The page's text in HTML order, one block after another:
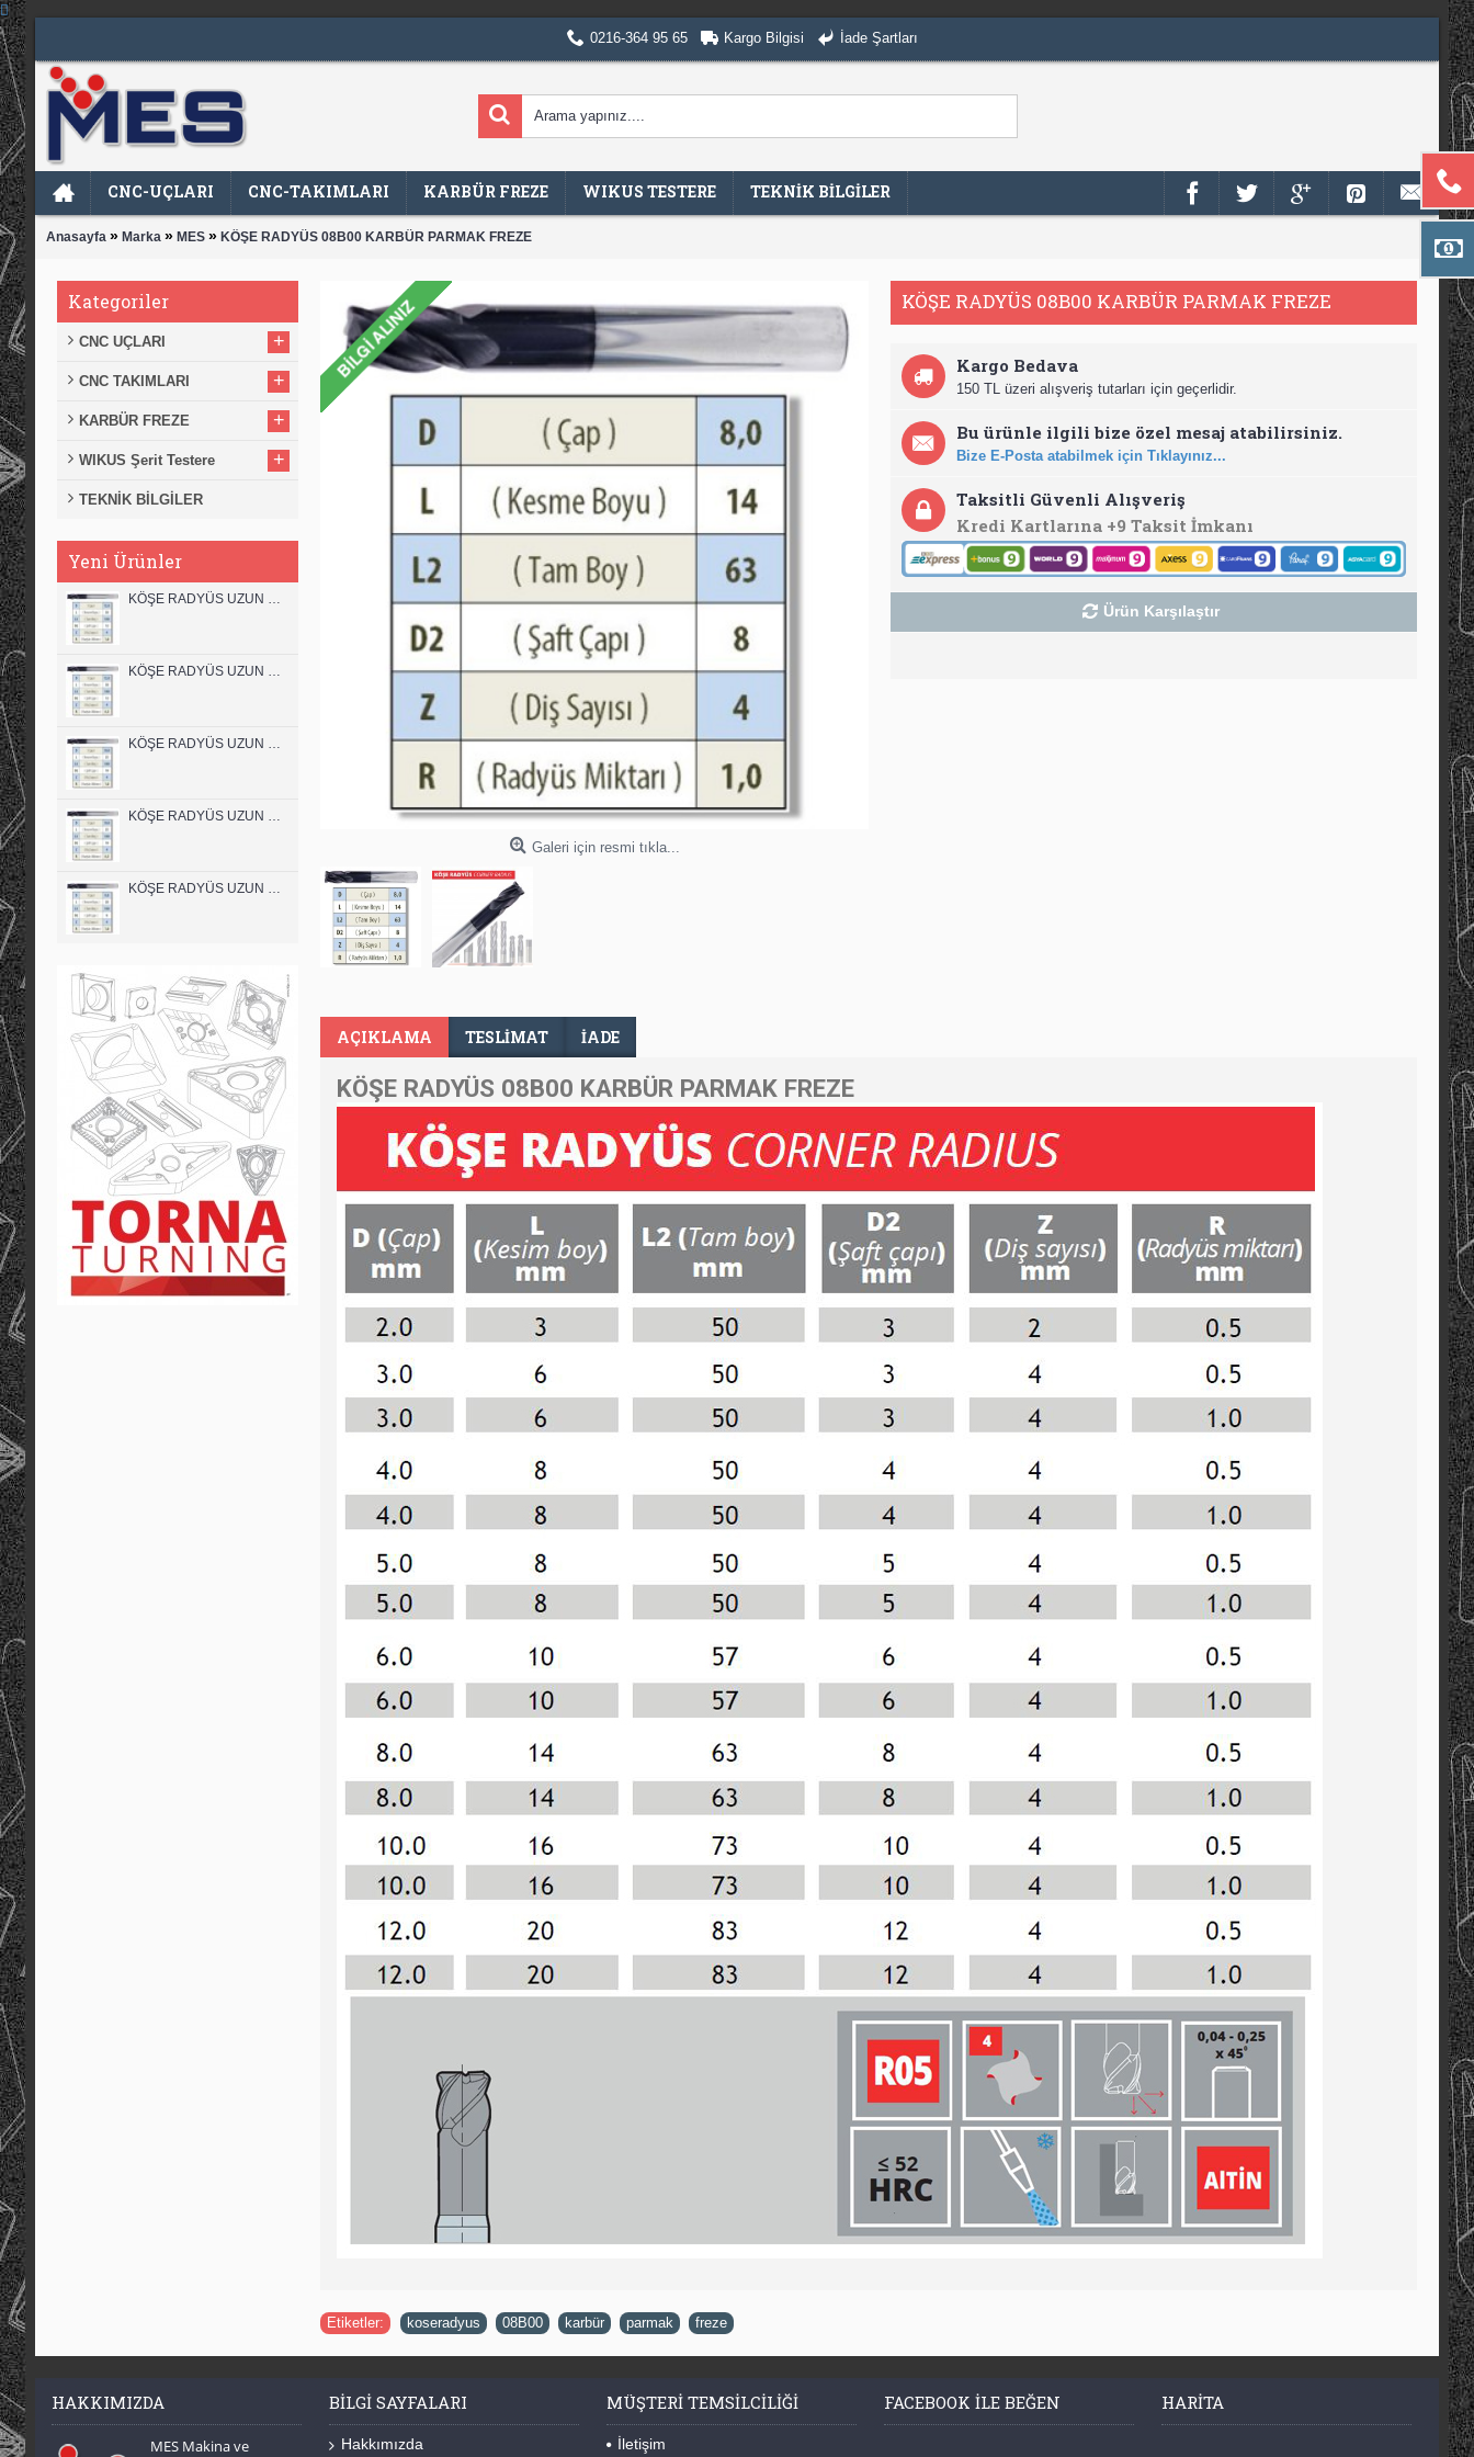
0216-364 95 65 Kargo Bilgisi İade Şartları
CNC-UÇLARI CNC-TAKIMLARI KARBÜR FREZE WIKUS TESTERE TEKNİK BİLGİLER
Anasayfa » Marka » MES » KÖŞE RADYÜS 08B00 KARBÜR PARMAK FREZE
Kategoriler
CNC UÇLARI +
CNC TAKIMLARI +
KARBÜR FREZE +
WIKUS Şerit Testere +
TEKNİK BİLGİLER
Yeni Ürünler
Galeri için resmi tıkla...
KÖŞE RADYÜS 08B00 KARBÜR PARMAK FREZE
Kargo Bedava
150 TL üzeri alışveriş tutarları için geçerlidir.
Bu ürünle ilgili bize özel mesaj atabilirsiniz.
Bize E-Posta atabilmek için Tıklayınız...
Taksitli Güvenli Alışveriş
Kredi Kartlarına +9 Taksit İmkanı
Ürün Karşılaştır
AÇIKLAMA TESLIMAT İADE
KÖŞE RADYÜS 08B00 KARBÜR PARMAK FREZE
Etiketler: koseradyus 08B00 karbür parmak freze
HAKKIMIZDA
MES Makina ve
BILGI SAYFALARI
Hakkımızda
MÜŞTERI TEMSILCILIĞI
İletişim
FACEBOOK ILE BEĞEN HARITA